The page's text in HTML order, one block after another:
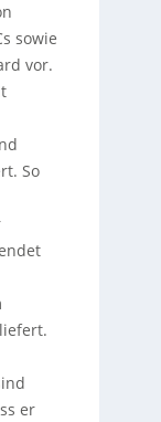
sowie
vor.
So
er